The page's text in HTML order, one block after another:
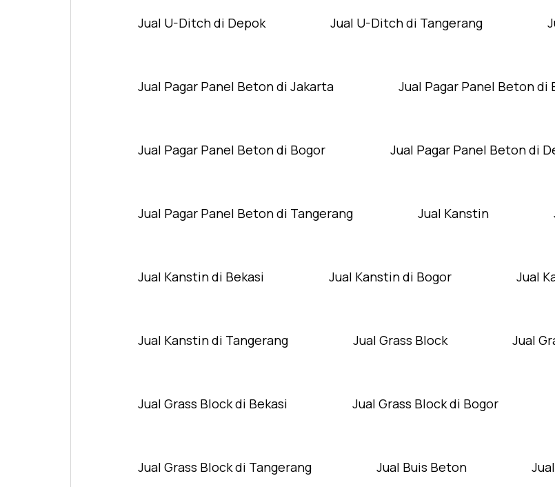
Jual U-Ditch di Depok Jual U-Ditch di Tangerang
Jual Pagar Panel Beton di Jakarta Jual Pagar Panel Beton di
Jual Pagar Panel Beton di Bogor Jual Pagar Panel Beton di
Jual Pagar Panel Beton di Tangerang Jual Kanstin
Jual Kanstin di Bekasi Jual Kanstin di Bogor Jual
Jual Kanstin di Tangerang Jual Grass Block Jual
Jual Grass Block di Bekasi Jual Grass Block di Bogor
Jual Grass Block di Tangerang Jual Buis Beton